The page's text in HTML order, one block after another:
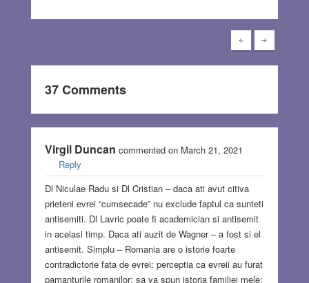
37 Comments
Virgil Duncan commented on March 21, 2021
Reply
Dl Niculae Radu si Dl Cristian – daca ati avut citiva
prieteni evrei “cumsecade” nu exclude faptul ca sunteti
antisemiti. Dl Lavric poate fi academician si antisemit
in acelasi timp. Daca ati auzit de Wagner – a fost si el
antisemit. Simplu – Romania are o istorie foarte
contradictorie fata de evrei: perceptia ca evreii au furat
pamanturile romanilor: sa va spun istoria familiei mele: